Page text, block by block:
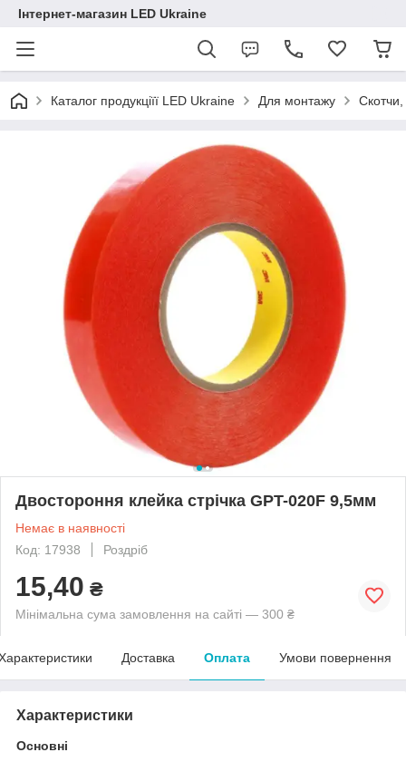
Інтернет-магазин LED Ukraine
Каталог продукціїї LED Ukraine Для монтажу
Двостороння клейка стрічка GPT-020F 9,5мм
Немає в наявності
Код: 17938
Роздріб
15,40 ₴
Мінімальна сума замовлення на сайті — 300 ₴
Доставка Оплата Умови повернення
Характеристики
Основні